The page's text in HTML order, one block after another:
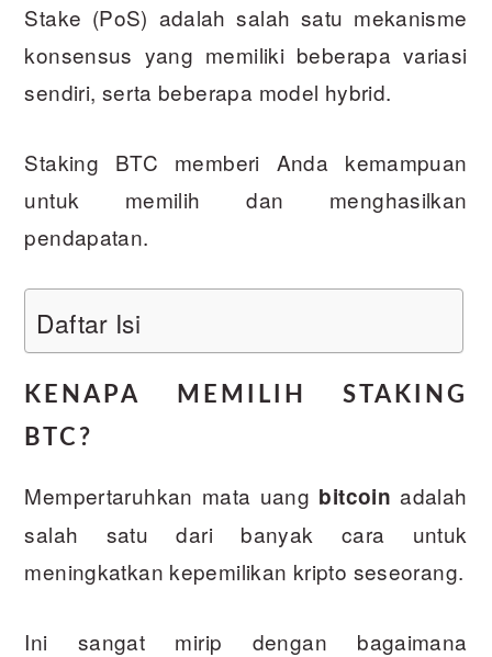
Stake (PoS) adalah salah satu mekanisme
konsensus yang memiliki beberapa variasi
sendiri, serta beberapa model hybrid.
Staking BTC memberi Anda kemampuan
untuk memilih dan menghasilkan
pendapatan.
Daftar Isi
KENAPA MEMILIH STAKING
BTC?
Mempertaruhkan mata uang bitcoin adalah
salah satu dari banyak cara untuk
meningkatkan kepemilikan kripto seseorang.
Ini sangat mirip dengan bagaimana